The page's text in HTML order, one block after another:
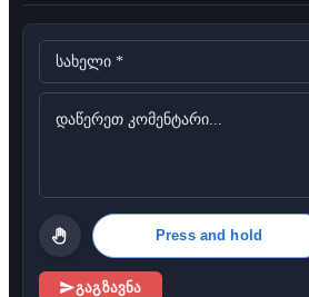
Press and hold
გაგზავნა